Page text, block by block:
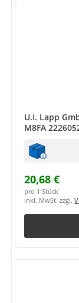
U.I. Lapp
M8FA
20,68 €
pro 1 Stück
inkl. MwSt. zzgl.